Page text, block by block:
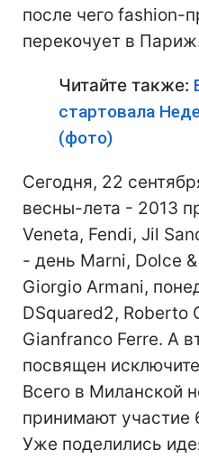
после чего fashion-
перекочует в
Читайте также:
стартовала
(фото)
Сегодня, 22
весны-лета - 2013
Veneta, Fendi, Jil
- день Marni, Dolce
Giorgio Armani,
DSquared2, Roberto
Gianfranco Ferre. А
посвящен
Всего в Миланской
принимают
Уже поделились